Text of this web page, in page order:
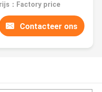
：Factory price
Contacteer ons